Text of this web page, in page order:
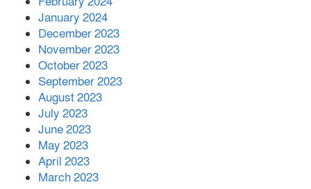
January 2024
December 2023
November 2023
October 2023
September 2023
August 2023
July 2023
June 2023
May 2023
April 2023
March 2023